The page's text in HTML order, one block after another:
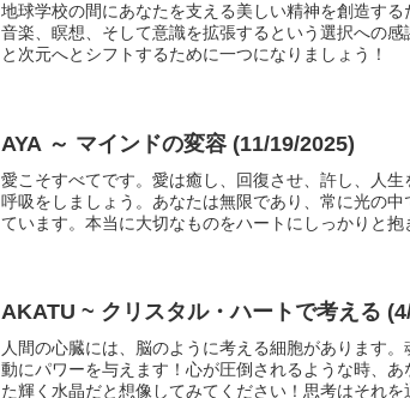
地球学校の間にあなたを支える美しい精神を創造す
音楽、瞑想、そして意識を拡張するという選択への
と次元へとシフトするために一つになりましょう！
AYA ～ マインドの変容 (11/19/2025)
愛こそすべてです。愛は癒し、回復させ、許し、人生
呼吸をしましょう。あなたは無限であり、常に光の
ています。本当に大切なものをハートにしっかりと
AKATU ~ クリスタル・ハートで考える
人間の心臓には、脳のように考える細胞があります
動にパワーを与えます！心が圧倒されるような時、
た輝く水晶だと想像してみてください！思考はそれを